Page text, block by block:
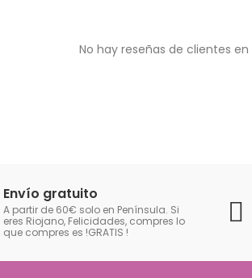
No hay reseñas de clientes
Envío gratuito
A partir de 60€ solo en Península. Si
eres Riojano, Felicidades, compres lo
que compres es !GRATIS !